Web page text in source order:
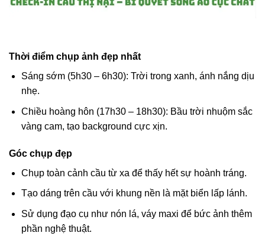
Thời điểm chụp ảnh đẹp nhất
Sáng sớm (5h30 – 6h30): Trời trong xanh, ánh nắng dịu
nhẹ.
Chiều hoàng hôn (17h30 – 18h30): Bầu trời nhuộm sắc
vàng cam, tạo background cực xịn.
Góc chụp đẹp
Chụp toàn cảnh cầu từ xa để thấy hết sự hoành tráng.
Tạo dáng trên cầu với khung nền là mặt biển lấp lánh.
Sử dụng đạo cụ như nón lá, váy maxi để bức ảnh thêm
phần nghệ thuật.